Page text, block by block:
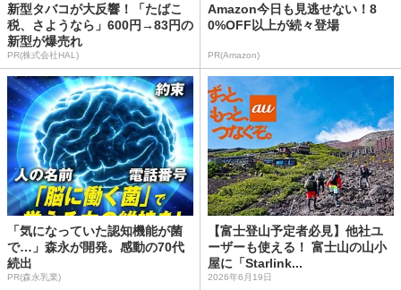
新型タバコが大反響！「たばこ
税、さようなら」600円→83円の
新型が爆売れ
PR(株式会社HAL)
Amazon今日も見逃せない！8
0%OFF以上が続々登場
PR(Amazon)
「気になっていた認知機能が菌
で…」森永が開発。感動の70代
続出
PR(森永乳業)
【富士登山予定者必見】他社ユ
ーザーも使える！ 富士山の山小
屋に「Starlink...
2026年6月19日